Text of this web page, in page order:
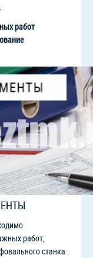
работ
работ,
станка :